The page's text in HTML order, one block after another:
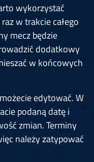
wykorzystać
w trakcie całego
mecz będzie
dodatkowy
w końcowych
edytować. W
podaną datę i
zmian. Terminy
należy zatypować